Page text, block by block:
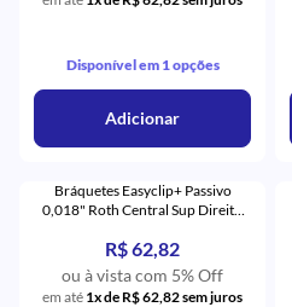
Disponível em 1 opções
Adicionar
Bráquetes Easyclip+ Passivo
0,018" Roth Central Sup Direito
R$ 62,82
ou à vista com 5% Off
em até 1x de R$ 62,82 sem juros